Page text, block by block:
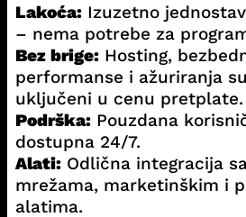
Lakoća:Izuzetno
– nema potrebe za
Bez brige:Hosting,
performanse i ažuriranja
uključeni u cenu pretplate.
Podrška:Pouzdana
dostupna 24/7.
Alati:Odlična integracija
mrežama, marketinškim i
alatima.